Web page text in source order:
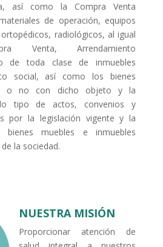
así como la Compra Venta
de operación, equipos
radiológicos, al igual
Venta, Arrendamiento
de toda clase de inmuebles
social, así como los bienes
o no con dicho objeto y la
tipo de actos, convenios y
por la legislación vigente y la
bienes muebles e inmuebles
la sociedad.
NUESTRA MISIÓN
Proporcionar atención de